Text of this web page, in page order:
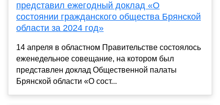
представил ежегодный доклад «О
состоянии гражданского общества Брянской
области за 2024 год»
14 апреля в областном Правительстве состоялось
еженедельное совещание, на котором был
представлен доклад Общественной палаты
Брянской области «О сост...